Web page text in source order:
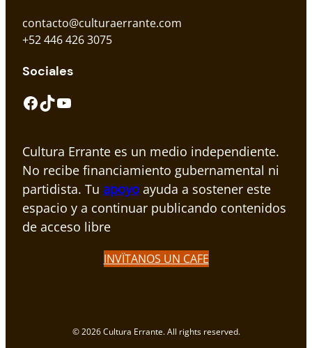
contacto@culturaerrante.com
+52 446 426 3075
Sociales
Facebook TikTok YouTube
Cultura Errante es un medio independiente.
No recibe financiamiento gubernamental ni
partidista. Tu apoyo ayuda a sostener este
espacio y a continuar publicando contenidos
de acceso libre
INVÏTANOS UN CAFE
© 2026 Cultura Errante. All rights reserved.